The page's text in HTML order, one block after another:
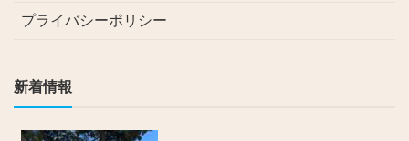
プライバシーポリシー
新着情報